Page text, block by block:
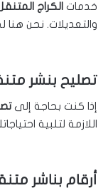
خدمات الكراج
والتعديلات. نحن
تصليح بنشر
إذا كنت بحاجة إلى
اللازمة لتلبية
أرقام بناشر